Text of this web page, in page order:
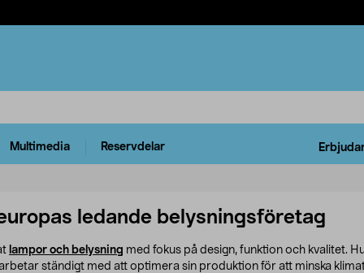
Multimedia Reservdelar
ledande belysningsföretag
lampor och belysning med fokus på design, funktion och kvalitet.
ständigt med att optimera sin produktion för att minska